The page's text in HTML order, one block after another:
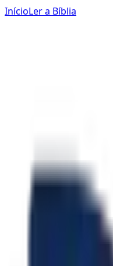
InícioLer a Bíblia